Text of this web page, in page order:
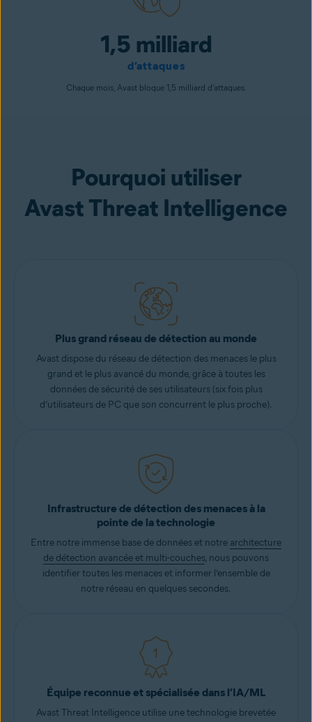
1,5 milliard
d’attaques
Chaque mois, Avast bloque 1,5 milliard d'attaques.
Pourquoi utiliser
Avast Threat Intelligence
Plus grand réseau de détection au monde
Avast dispose du réseau de détection des menaces le plus
grand et le plus avancé du monde, grâce à toutes les
données de sécurité de ses utilisateurs (six fois plus
d’utilisateurs de PC que son concurrent le plus proche).
Infrastructure de détection des menaces à la
pointe de la technologie
Entre notre immense base de données et notre architecture
de détection avancée et multi-couches, nous pouvons
identifier toutes les menaces et informer l’ensemble de
notre réseau en quelques secondes.
Équipe reconnue et spécialisée dans l’IA/ML
Avast Threat Intelligence utilise une technologie brevetée